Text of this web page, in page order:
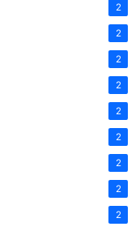
2
2
2
2
2
2
2
2
2